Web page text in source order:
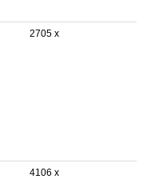
2705 x
4106 x